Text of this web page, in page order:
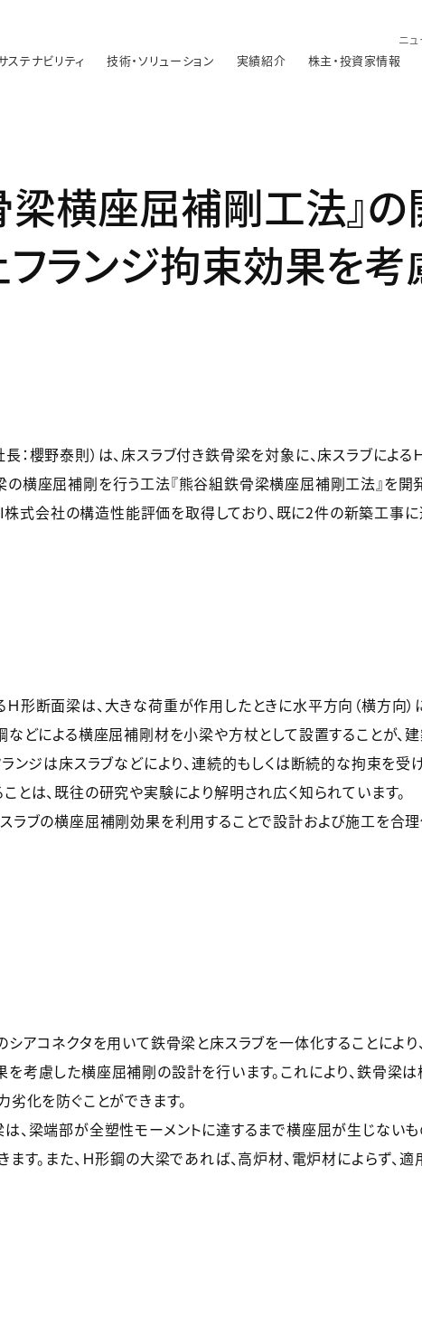
ニ
ステナビリティ 技術・ソリューション 実績紹介 株主・投資家情報
梁横座屈補剛工法』
フランジ拘束効果を
櫻野泰則）は、床スラブ付き鉄骨梁を対象に、床スラブによ
横座屈補剛を行う工法『熊谷組鉄骨梁横座屈補剛工法』を開
会社の構造性能評価を取得しており、既に2件の新築工事に
形断面梁は、大きな荷重が作用したときに水平方向（横方向
などによる横座屈補剛材を小梁や方杖として設置することが、
ンジは床スラブなどにより、連続的もしくは断続的な拘束を受
とは、既往の研究や実験により解明され広く知られています。
ラブの横座屈補剛効果を利用することで設計および施工を合
アコネクタを用いて鉄骨梁と床スラブを一体化することによ
考慮した横座屈補剛の設計を行います。これにより、鉄骨梁
化を防ぐことができます。
、梁端部が全塑性モーメントに達するまで横座屈が生じないも
す。また、Ｈ形鋼の大梁であれば、高炉材、電炉材によらず、